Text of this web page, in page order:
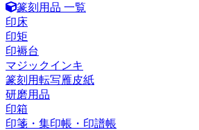
篆刻用品 一覧
印床
印矩
印褥台
マジックインキ
篆刻用転写雁皮紙
研磨用品
印箱
印箋・集印帳・印譜帳